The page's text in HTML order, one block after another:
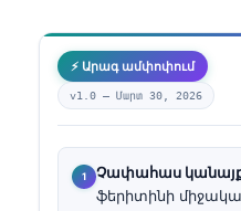
⚡ Արագ ամփոփում
v1.0 — Մարտ 30, 2026
Չափահաս
ֆերիտինի